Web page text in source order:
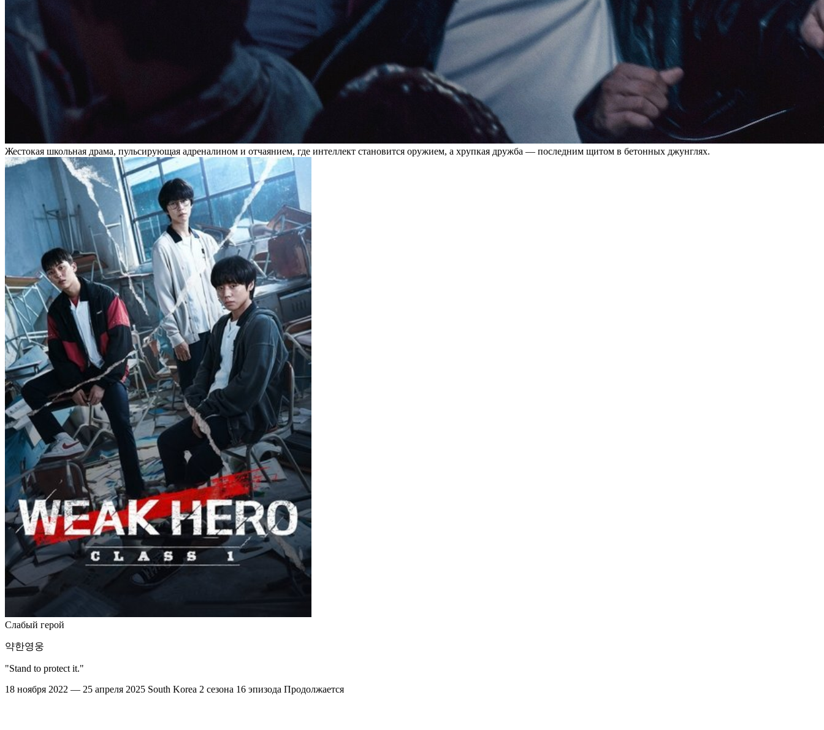
Жестокая школьная драма, пульсирующая адреналином и отчаянием, где интеллект становится оружием, а хрупкая дружба — последним щитом в бетонных джунглях.
Слабый герой
약한영웅
"Stand to protect it."
18 ноября 2022 — 25 апреля 2025 South Korea 2 сезона 16 эпизода Продолжается